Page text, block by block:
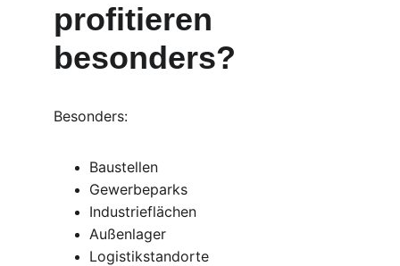
profitieren
besonders?
Besonders:
Baustellen
Gewerbeparks
Industrieflächen
Außenlager
Logistikstandorte